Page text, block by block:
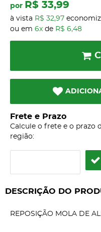
por R$ 33,99
à vista R$ 32,97
ou em 6x de R$ 6,48
Frete e Prazo
Calcule o frete e o prazo
região:
DESCRIÇÃO DO
REPOSIÇÃO MOLA DE